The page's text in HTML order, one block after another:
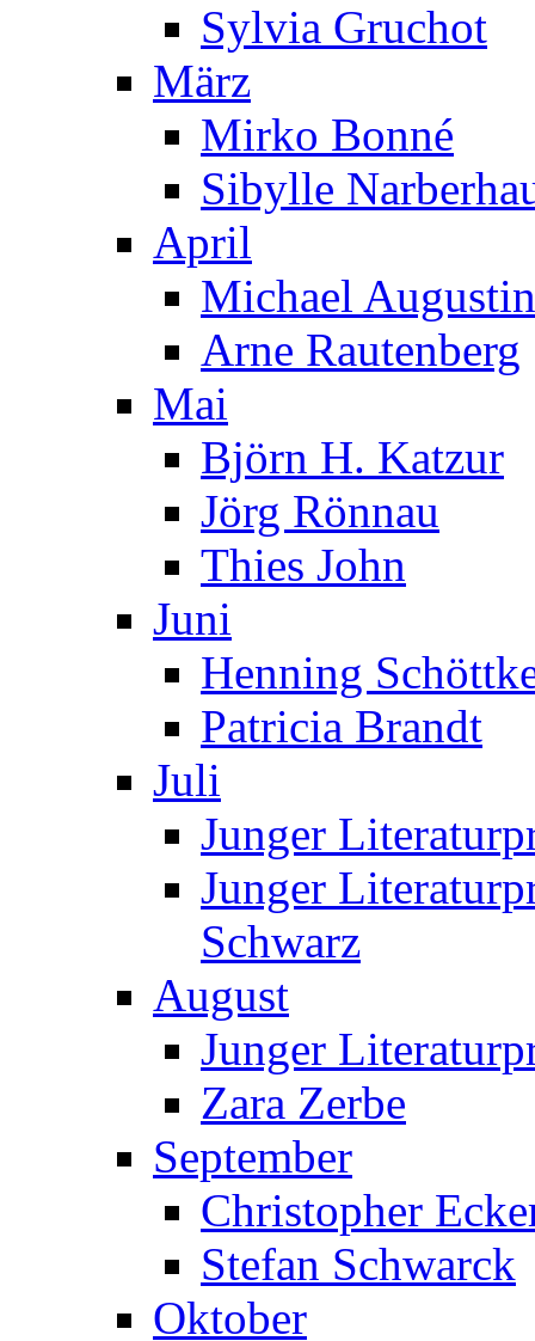
Sylvia Gruchot
März
Mirko Bonné
Sibylle
April
Michael Augustin
Arne Rautenberg
Mai
Björn H. Katzur
Jörg Rönnau
Thies John
Juni
Henning
Patricia Brandt
Juli
Junger
Junger
Schwarz
August
Junger
Zara Zerbe
September
Christopher
Stefan Schwarck
Oktober